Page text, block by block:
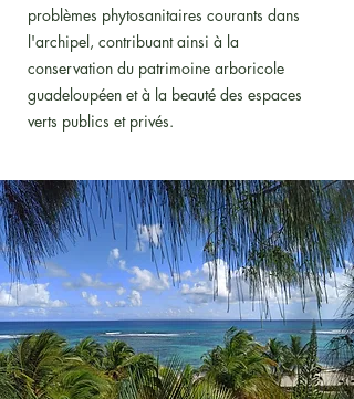
problèmes phytosanitaires courants dans
l'archipel, contribuant ainsi à la
conservation du patrimoine arboricole
guadeloupéen et à la beauté des espaces
verts publics et privés.